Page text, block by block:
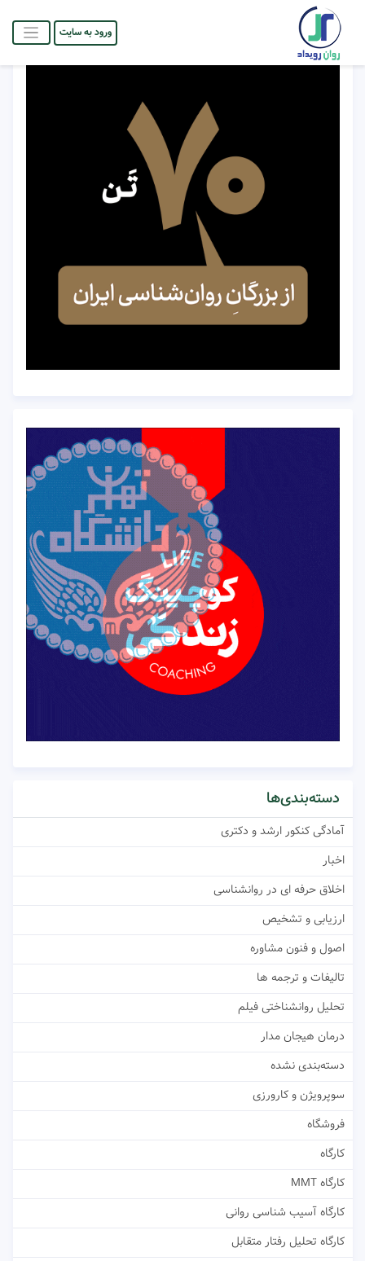
ورود به سایت
دسته‌بندی‌ها
آمادگی کنکور ارشد و دکتری
اخبار
اخلاق حرفه ای در روانشناسی
ارزیابی و تشخیص
اصول و فنون مشاوره
تالیفات و ترجمه ها
تحلیل روانشناختی فیلم
درمان هیجان مدار
دسته‌بندی نشده
سوپرویژن و کارورزی
فروشگاه
کارگاه
کارگاه MMT
کارگاه آسیب شناسی روانی
کارگاه تحلیل رفتار متقابل